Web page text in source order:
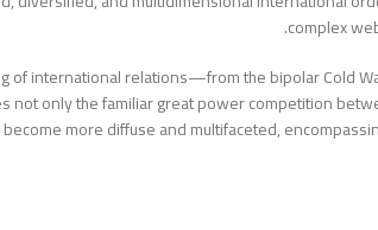
complex
of international relations—from the bipolar Cold
not only the familiar great power competition
more diffuse and multifaceted,